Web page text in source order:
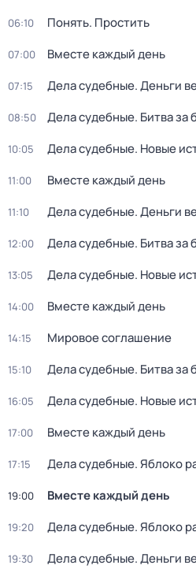
06:10 Понять. Простить
07:00 Вместе каждый день
07:15 Дела судебные. Деньги
08:50 Дела судебные. Битва за
10:05 Дела судебные. Новые
11:00 Вместе каждый день
11:10 Дела судебные. Деньги
12:00 Дела судебные. Битва за
13:05 Дела судебные. Новые
14:00 Вместе каждый день
14:15 Мировое соглашение
15:10 Дела судебные. Битва за
16:05 Дела судебные. Новые
17:00 Вместе каждый день
17:15 Дела судебныe. Яблоко
19:00 Вместе каждый день
19:20 Дела судебныe. Яблоко
19:30 Дела судебные. Деньги